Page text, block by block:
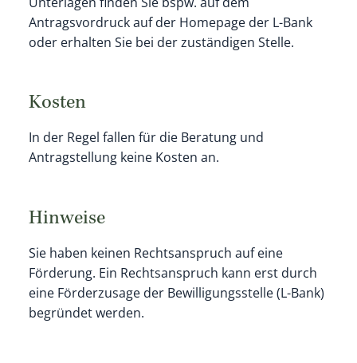
Antragsvordruck auf der Homepage der L-Bank
oder erhalten Sie bei der zuständigen Stelle.
Kosten
In der Regel fallen für die Beratung und
Antragstellung keine Kosten an.
Hinweise
Sie haben keinen Rechtsanspruch auf eine
Förderung. Ein Rechtsanspruch kann erst durch
eine Förderzusage der Bewilligungsstelle (L-Bank)
begründet werden.